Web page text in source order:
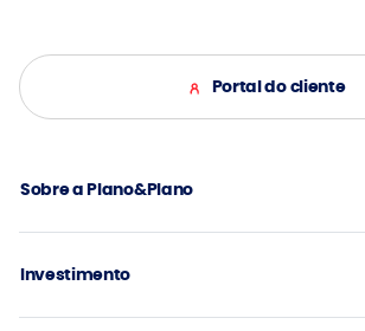
Portal do cliente
Sobre a Plano&Plano
Investimento